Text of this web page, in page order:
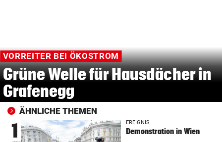
VORREITER BEI ÖKOSTROM
Grüne Welle für Hausdächer in
Grafenegg
ÄHNLICHE THEMEN
1 EREIGNIS
Demonstration in Wien